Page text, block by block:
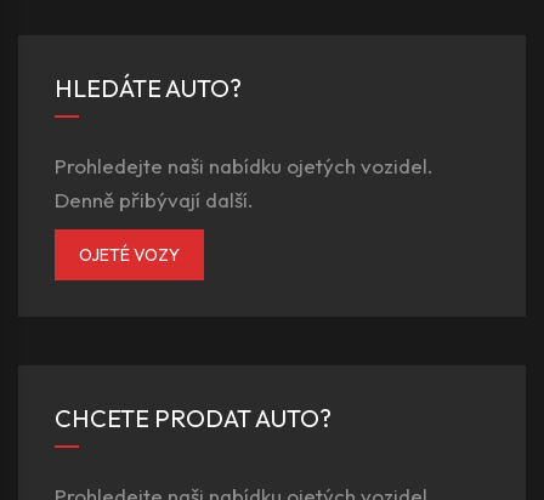
HLEDÁTE AUTO?
Prohledejte naši nabídku ojetých vozidel.
Denně přibývají další.
OJETÉ VOZY
CHCETE PRODAT AUTO?